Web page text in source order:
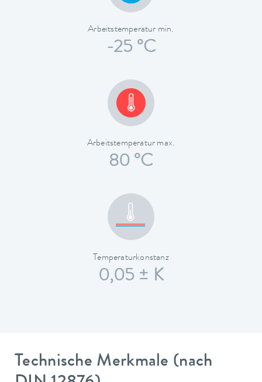
Arbeitstemperatur min.
-25 °C
Arbeitstemperatur max.
80 °C
Temperaturkonstanz
0,05 ± K
Technische Merkmale (nach